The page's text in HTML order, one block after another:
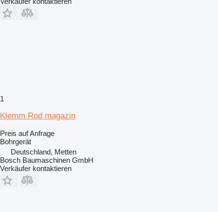
1
Klemm Rod magazin
Preis auf Anfrage
Bohrgerät
Deutschland, Metten
Bosch Baumaschinen GmbH
Verkäufer kontaktieren